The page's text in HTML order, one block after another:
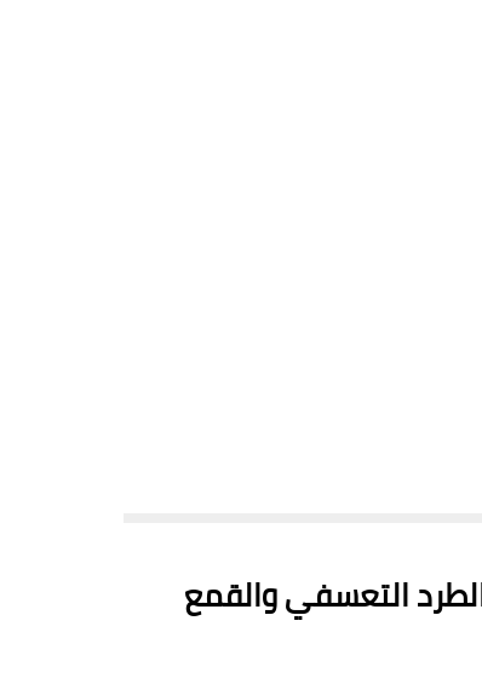
التعسفي والقمع